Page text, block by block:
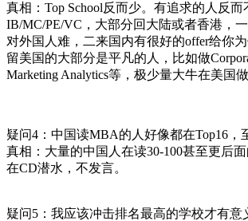
真相：Top School反而少。有追求的人反而
IB/MC/PE/VC，大部分回大陆或者香港，
对外国人难，二来国内有很好的offer给你为
留美国的大部分是平凡的人，比如做
Marketing Analytics等，极少量大牛在美国
疑问4：中国读MBA的人好像都在Top16，
真相：大量的中国人在读30-100甚至更后
在CD潜水，不发言。
疑问5：我应该冲击排名最高的学校才有意